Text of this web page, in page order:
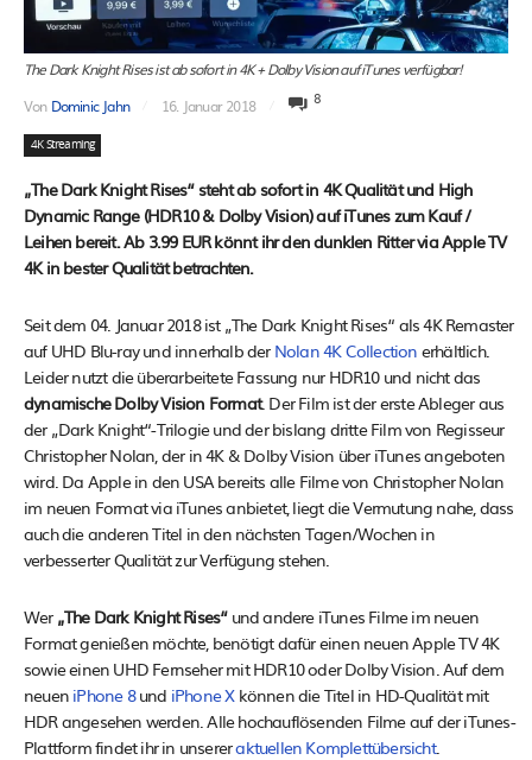
The Dark Knight Rises ist ab sofort in 4K + Dolby Vision auf iTunes verfügbar!
Von Dominic Jahn 16. Januar 2018 8
4K Streaming
„The Dark Knight Rises“ steht ab sofort in 4K Qualität und High
Dynamic Range (HDR10 & Dolby Vision) auf iTunes zum Kauf /
Leihen bereit. Ab 3.99 EUR könnt ihr den dunklen Ritter via Apple TV
4K in bester Qualität betrachten.
Seit dem 04. Januar 2018 ist „The Dark Knight Rises“ als 4K Remaster
auf UHD Blu-ray und innerhalb der Nolan 4K Collection erhältlich.
Leider nutzt die überarbeitete Fassung nur HDR10 und nicht das
dynamische Dolby Vision Format. Der Film ist der erste Ableger aus
der „Dark Knight“-Trilogie und der bislang dritte Film von Regisseur
Christopher Nolan, der in 4K & Dolby Vision über iTunes angeboten
wird. Da Apple in den USA bereits alle Filme von Christopher Nolan
im neuen Format via iTunes anbietet, liegt die Vermutung nahe, dass
auch die anderen Titel in den nächsten Tagen/Wochen in
verbesserter Qualität zur Verfügung stehen.
Wer „The Dark Knight Rises“und andere iTunes Filme im neuen
Format genießen möchte, benötigt dafür einen neuen Apple TV 4K
sowie einen UHD Fernseher mit HDR10 oder Dolby Vision. Auf dem
neuen iPhone 8und iPhone Xkönnen die Titel in HD-Qualität mit
HDR angesehen werden. Alle hochauflösenden Filme auf der iTunes-
Plattform findet ihr in unsereraktuellen Komplettübersicht.